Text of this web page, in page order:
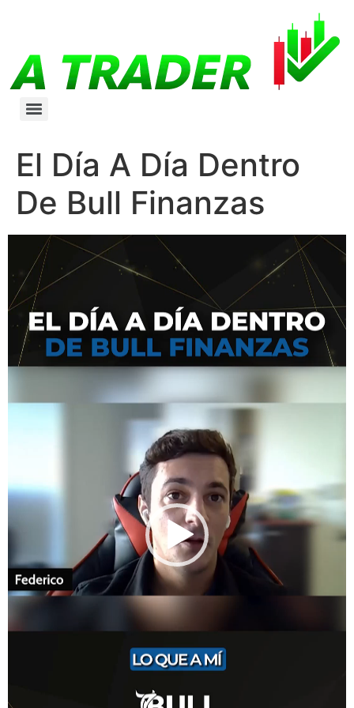
El Día A Día Dentro
De Bull Finanzas
Reproductor
vídeo